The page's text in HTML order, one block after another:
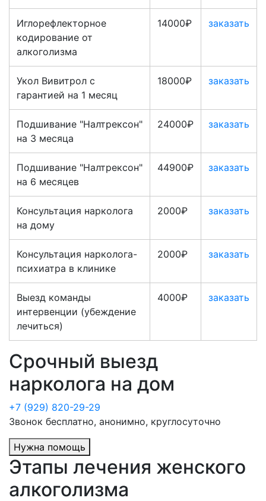
Иглорефлекторное
кодирование от
алкоголизма
14000₽ заказать
Укол Вивитрол с
гарантией на 1 месяц
18000₽ заказать
Подшивание "Налтрексон"
на 3 месяца
24000₽ заказать
Подшивание "Налтрексон"
на 6 месяцев
44900₽ заказать
Консультация нарколога
на дому
2000₽ заказать
Консультация нарколога-
психиатра в клинике
2000₽ заказать
Выезд команды
интервенции (убеждение
лечиться)
4000₽ заказать
Срочный выезд
нарколога на дом
+7 (929) 820-29-29
Звонок бесплатно, анонимно, круглосуточно
Нужна помощь
Этапы лечения женского
алкоголизма